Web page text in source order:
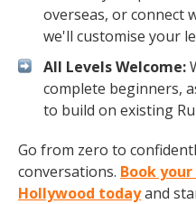
overseas, or connect
we'll customise your
All Levels Welcome:
complete beginners,
to build on existing
Go from zero to
conversations. Book
Hollywood todayand